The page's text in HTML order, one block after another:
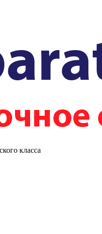
класса